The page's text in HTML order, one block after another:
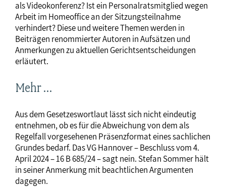
als Videokonferenz? Ist ein Personalratsmitglied wegen
Arbeit im Homeoffice an der Sitzungsteilnahme
verhindert? Diese und weitere Themen werden in
Beiträgen renommierter Autoren in Aufsätzen und
Anmerkungen zu aktuellen Gerichtsentscheidungen
erläutert.
Mehr …
Aus dem Gesetzeswortlaut lässt sich nicht eindeutig
entnehmen, ob es für die Abweichung von dem als
Regelfall vorgesehenen Präsenzformat eines sachlichen
Grundes bedarf. Das VG Hannover – Beschluss vom 4.
April 2024 – 16 B 685/24 – sagt nein. Stefan Sommer hält
in seiner Anmerkung mit beachtlichen Argumenten
dagegen.